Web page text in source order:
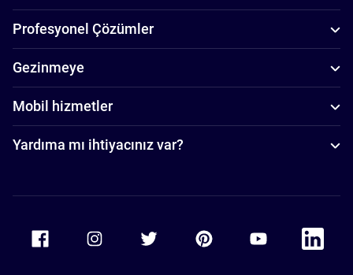
Profesyonel Çözümler
Gezinmeye
Mobil hizmetler
Yardıma mı ihtiyacınız var?
Accor Facebook Accor TwitterAccor PinterestAccor Youtube
Accor